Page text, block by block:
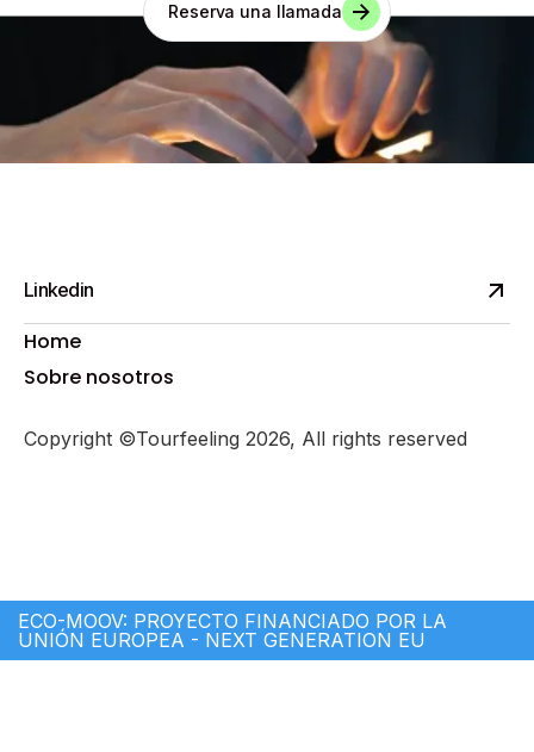
Reserva una llamada
Home
Sobre nosotros
Linkedin
Copyright ©Tourfeeling 2026, All rights reserved
ECO-MOOV: PROYECTO FINANCIADO POR LA
UNIÓN EUROPEA - NEXT GENERATION EU